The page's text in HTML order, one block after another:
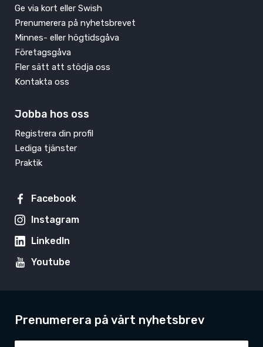
Ge via kort eller Swish
Prenumerera på nyhetsbrevet
Minnes- eller högtidsgåva
Företagsgåva
Fler sätt att stödja oss
Kontakta oss
Jobba hos oss
Registrera din profil
Lediga tjänster
Praktik
Facebook
Instagram
LinkedIn
Youtube
Prenumerera på vårt nyhetsbrev